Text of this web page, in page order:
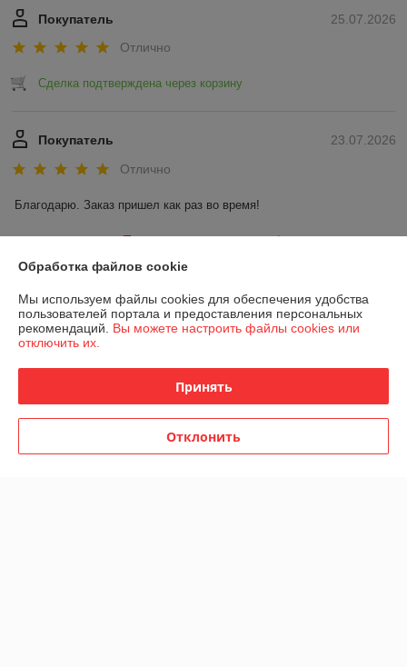
25.07.2026
Покупатель
Отлично
Сделка подтверждена через корзину
23.07.2026
Покупатель
Отлично
Благодарю. Заказ пришел как раз во время!
Показать все отзывы
О нас
Контакты
Обработка файлов cookie
Мы используем файлы cookies для обеспечения удобства
пользователей портала и предоставления персональных
рекомендаций. Вы можете настроить файлы cookies или
отключить их.
Принять
Отклонить